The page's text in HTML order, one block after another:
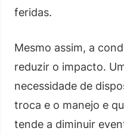
feridas.
Mesmo assim, a
reduzir o impacto.
necessidade de
troca e o manejo e
tende a diminuir